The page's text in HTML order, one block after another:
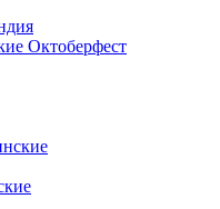
Октоберфест